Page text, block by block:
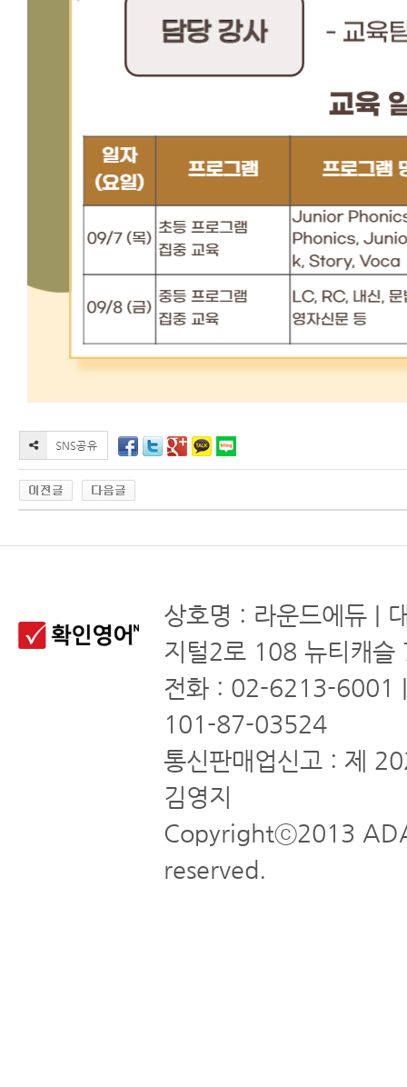
상호명 : 라운드에듀 |
지털2로 108 뉴티캐슬
전화 : 02-6213-6001
101-87-03524
통신판매업신고 : 제
김영지
Copyrightⓒ2013
reserved.